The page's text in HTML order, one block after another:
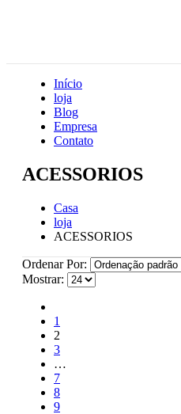
Início
loja
Blog
Empresa
Contato
ACESSORIOS
Casa
loja
ACESSORIOS
Ordenar Por:
Mostrar:
1
2
3
…
7
8
9